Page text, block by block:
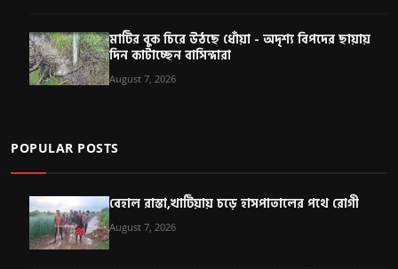
মাটির বুক চিরে উঠছে ধোঁয়া - অদৃশ্য বিপদের ছায়ায়
দিন কাটাচ্ছেন বাসিন্দারা
August 7, 2026
POPULAR POSTS
বেহাল রাস্তা,খাটিয়ায় চড়ে হাসপাতালের পথে রোগী
August 7, 2026